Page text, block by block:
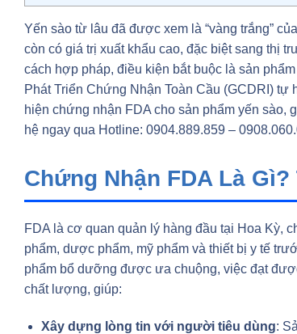
Yến sào từ lâu đã được xem là “vàng trắng”
còn có giá trị xuất khẩu cao, đặc biệt sang thị
cách hợp pháp, điều kiện bắt buộc là sản
Phát Triển Chứng Nhận Toàn Cầu (GCDRI)
hiện chứng nhận FDA cho sản phẩm yến sào,
hệ ngay qua Hotline: 0904.889.859 –
Chứng Nhận FDA Là
FDA là cơ quan quản lý hàng đầu tại Hoa Kỳ,
phẩm, dược phẩm, mỹ phẩm và thiết bị y tế
phẩm bổ dưỡng được ưa chuộng, việc đạt
chất lượng, giúp:
Xây dựng lòng tin với người tiêu dùng: